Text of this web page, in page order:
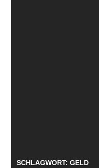
SCHLAGWORT: GELD